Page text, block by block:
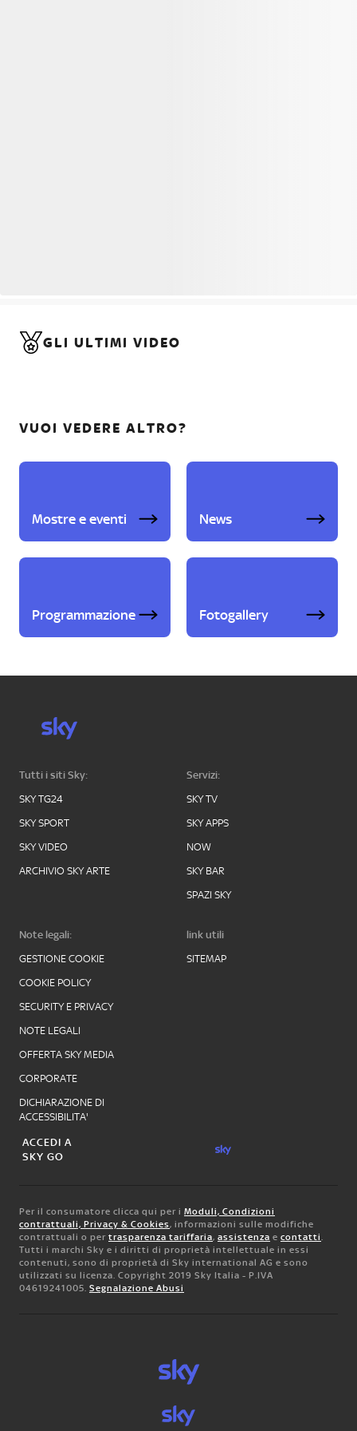
GLI ULTIMI VIDEO
VUOI VEDERE ALTRO?
Mostre e eventi News
Programmazione Fotogallery
Tutti i siti Sky:
SKY TG24
SKY SPORT
SKY VIDEO
ARCHIVIO SKY ARTE
Servizi:
SKY TV
SKY APPS
NOW
SKY BAR
SPAZI SKY
Note legali:
GESTIONE COOKIE
COOKIE POLICY
SECURITY E PRIVACY
NOTE LEGALI
OFFERTA SKY MEDIA
CORPORATE
DICHIARAZIONE DI
ACCESSIBILITA'
link utili
SITEMAP
ACCEDI A
SKY GO
Per il consumatore clicca qui per i Moduli, Condizioni
contrattuali, Privacy & Cookies, informazioni sulle modifiche
contrattuali o per trasparenza tariffaria, assistenza e contatti.
Tutti i marchi Sky e i diritti di proprietà intellettuale in essi
contenuti, sono di proprietà di Sky international AG e sono
utilizzati su licenza. Copyright 2019 Sky Italia - P.IVA
04619241005. Segnalazione Abusi